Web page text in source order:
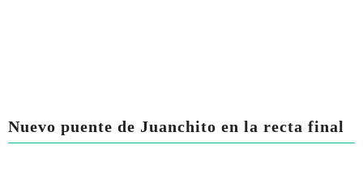
Nuevo puente de Juanchito en la recta final